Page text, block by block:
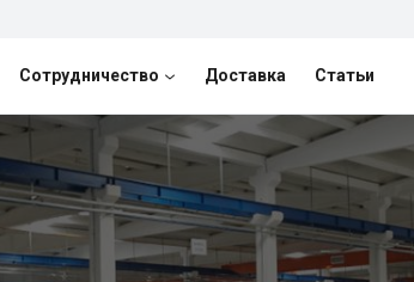
Сотрудничество Доставка Статьи